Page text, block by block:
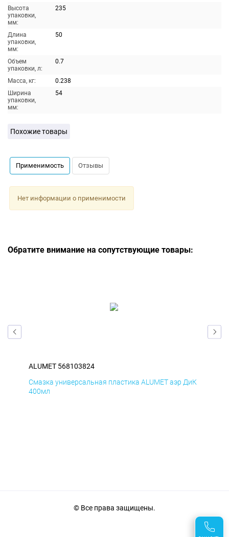
Высота
упаковки,
мм:
235
Длина
упаковки,
мм:
50
Объем
упаковки, л:
0.7
Масса, кг:
0.238
Ширина
упаковки,
мм:
54
Похожие товары
Применимость Отзывы
Нет информации о применимости
Обратите внимание на сопутствующие товары:
ALUMET 568103824
Смазка универсальная пластика ALUMET аэр ДиК
400мл
© Все права защищены.